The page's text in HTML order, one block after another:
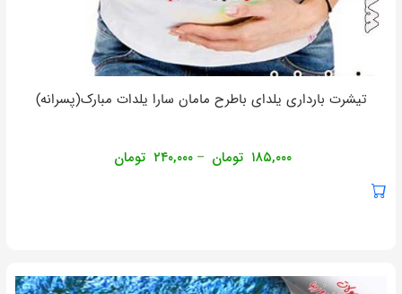
تیشرت بارداری یلدای باطرح مامان سارا یلدات مبارک(پسرانه)
۱۸۵,۰۰۰ تومان – ۲۴۰,۰۰۰ تومان